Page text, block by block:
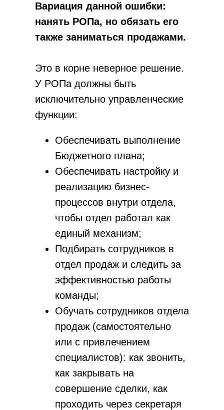
Вариация данной ошибки:
нанять РОПа, но обязать его
также заниматься продажами.
Это в корне неверное решение.
У РОПа должны быть
исключительно управленческие
функции:
Обеспечивать выполнение
Бюджетного плана;
Обеспечивать настройку и
реализацию бизнес-
процессов внутри отдела,
чтобы отдел работал как
единый механизм;
Подбирать сотрудников в
отдел продаж и следить за
эффективностью работы
команды;
Обучать сотрудников отдела
продаж (самостоятельно
или с привлечением
специалистов): как звонить,
как закрывать на
совершение сделки, как
проходить через секретаря